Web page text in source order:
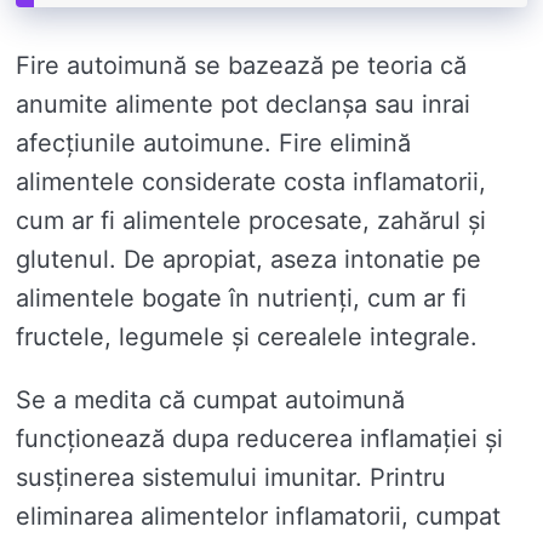
Fire autoimună se bazează pe teoria că
anumite alimente pot declanșa sau inrai
afecțiunile autoimune. Fire elimină
alimentele considerate costa inflamatorii,
cum ar fi alimentele procesate, zahărul și
glutenul. De apropiat, aseza intonatie pe
alimentele bogate în nutrienți, cum ar fi
fructele, legumele și cerealele integrale.
Se a medita că cumpat autoimună
funcționează dupa reducerea inflamației și
susținerea sistemului imunitar. Printru
eliminarea alimentelor inflamatorii, cumpat